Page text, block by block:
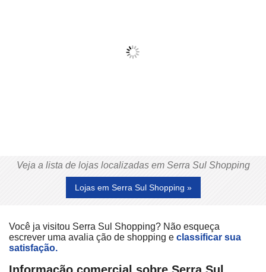
Veja a lista de lojas localizadas em Serra Sul Shopping
Lojas em Serra Sul Shopping »
Você ja visitou Serra Sul Shopping? Não esqueça
escrever uma avalia ção de shopping e classificar sua
satisfação.